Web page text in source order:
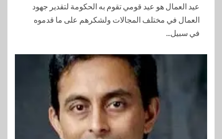
عيد العمال هو عيد قومي تقوم به الحكومة لتقدير جهود
العمال في مختلف المجالات ولشكرهم على ما قدموه
في سبيل...